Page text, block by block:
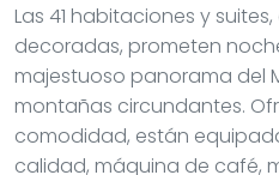
Las 41 habitaciones y
decoradas, prometen
majestuoso panorama del
montañas circundantes.
comodidad, están
calidad, máquina de café,